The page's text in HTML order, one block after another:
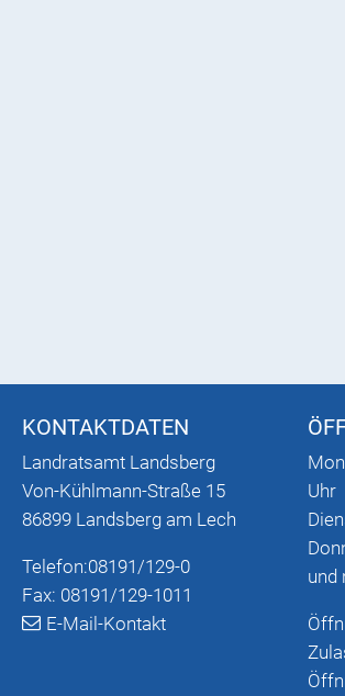
KONTAKTDATEN
Landratsamt Landsberg
Von-Kühlmann-Straße 15
86899 Landsberg am Lech
Telefon:08191/129-0
Fax: 08191/129-1011
E-Mail-Kontakt
Uhr
und